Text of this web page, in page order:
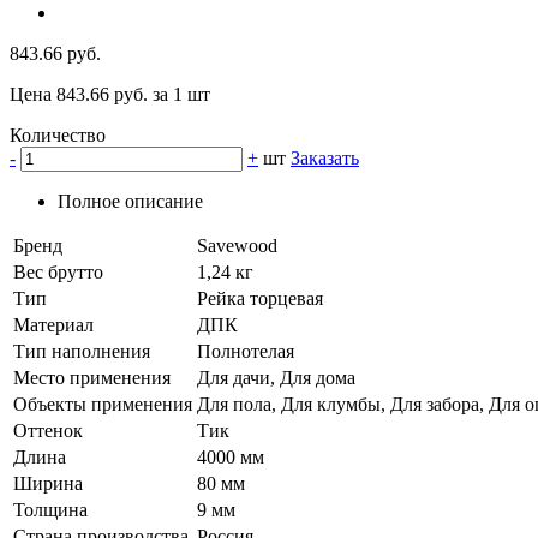
843.66 руб.
Цена 843.66 руб. за 1 шт
Количество
-
+ шт Заказать
Полное описание
Бренд
Savewood
Вес брутто
1,24 кг
Тип
Рейка торцевая
Материал
ДПК
Тип наполнения
Полнотелая
Место применения
Для дачи, Для дома
Объекты применения Для пола, Для клумбы, Для забора, Для
Оттенок
Тик
Длина
4000 мм
Ширина
80 мм
Толщина
9 мм